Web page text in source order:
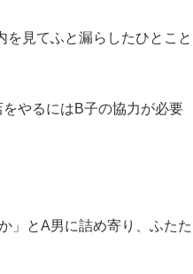
見てふと漏らしたひとこと
やるにはB子の協力が必要
」とA男に詰め寄り、ふたた